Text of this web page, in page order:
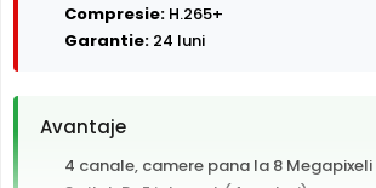
Compresie: H.265+
Garantie: 24 luni
Avantaje
4 canale, camere pana la 8 Megapixeli